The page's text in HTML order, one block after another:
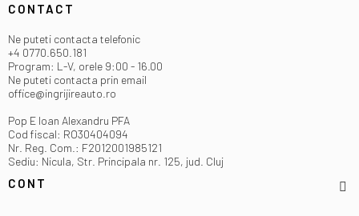
CONTACT
Ne puteti contacta telefonic
+4 0770.650.181
Program: L-V, orele 9:00 - 16.00
Ne puteti contacta prin email
office@ingrijireauto.ro
Pop E Ioan Alexandru PFA
Cod fiscal: RO30404094
Nr. Reg. Com.: F2012001985121
Sediu: Nicula, Str. Principala nr. 125, jud. Cluj
CONT